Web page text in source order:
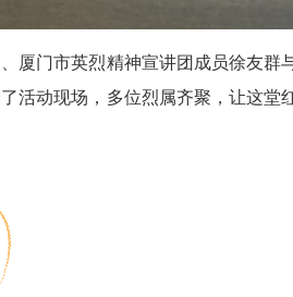
厦门市英烈精神宣讲团成员徐友群
活动现场，多位烈属齐聚，让这堂